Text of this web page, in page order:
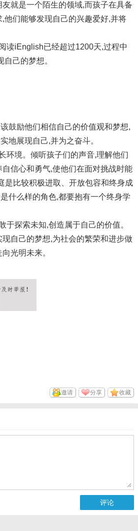
就是一个陌生的领域,而孩子在具备
他们能够发现自己的兴趣爱好,并将
读iEnglish已经超过1200天,过程中
己的梦想。
鼓励他们相信自己的价值观和梦想,
地展现自己,并为之奋斗。
环境。倾听孩子们的声音,理解他们
信心和勇气,使他们在面对挑战时能
是比较积极进取、开放包容和终身成
什么样的角色,都要抱有一个终身学
探索未知,创造属于自己的价值。
自己的梦想,为社会的繁荣和进步做
光明未来。
收藏
分享
邀请
评论